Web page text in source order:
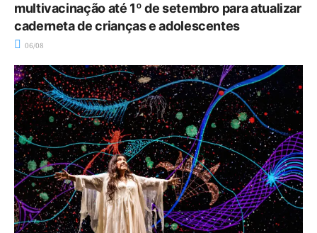
multivacinação até 1º de setembro para atualizar
caderneta de crianças e adolescentes
06/08